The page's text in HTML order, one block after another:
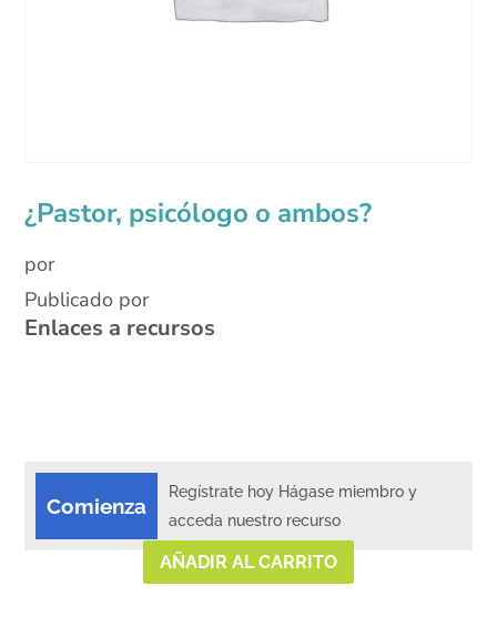
¿Pastor, psicólogo o ambos?
por
Publicado por
Enlaces a recursos
Comienza
Regístrate hoy Hágase miembro y
acceda nuestro recurso
AÑADIR AL CARRITO